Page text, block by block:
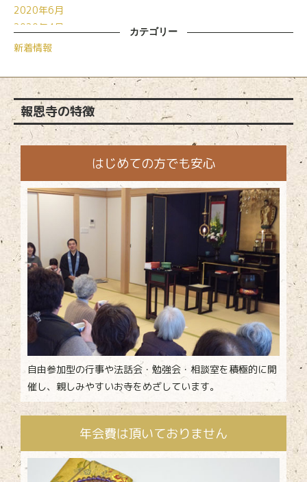
2020年6月
2020年4月
2020年3月
2019年11月
2019年10月
2019年7月
2019年6月
2019年5月
2019年1月
2018年12月
2018年10月
2018年9月
2018年8月
2018年7月
カテゴリー
新着情報
報恩寺の特徴
はじめての方でも安心
自由参加型の行事や法話会・勉強会・相談室を積極的に開
催し、親しみやすいお寺をめざしています。
年会費は頂いておりません